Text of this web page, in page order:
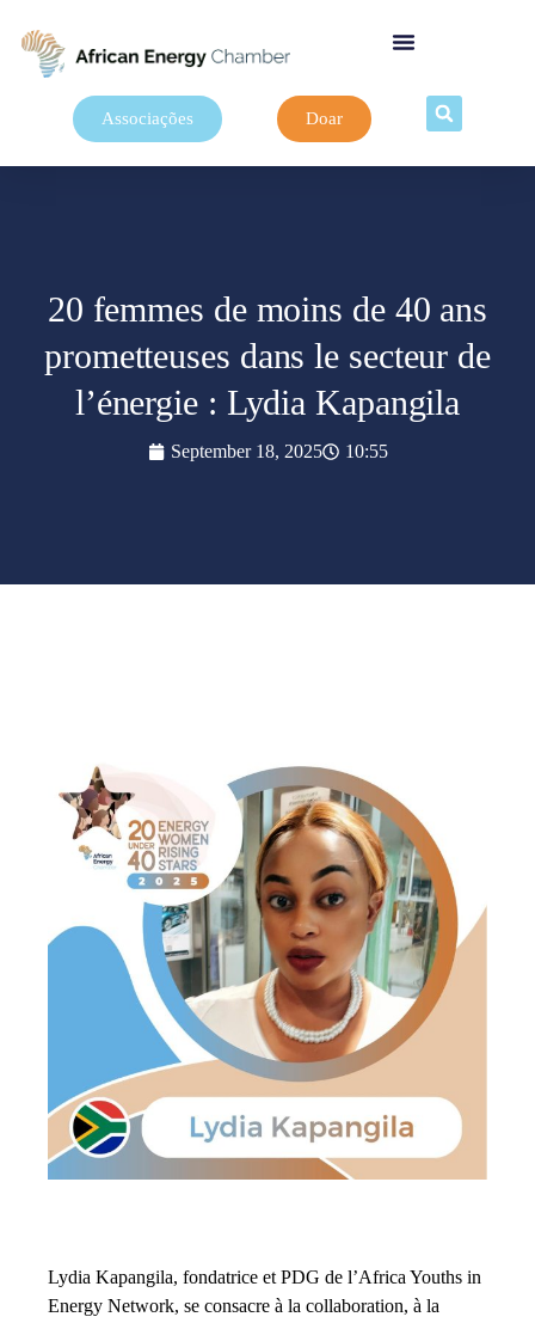
Associações Doar
20 femmes de moins de 40 ans
prometteuses dans le secteur de
l’énergie : Lydia Kapangila
September 18, 2025 10:55
Lydia Kapangila, fondatrice et PDG de l’Africa Youths in
Energy Network, se consacre à la collaboration, à la